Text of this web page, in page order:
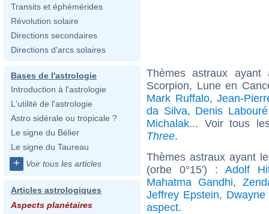
Transits et éphémérides
Révolution solaire
Directions secondaires
Directions d'arcs solaires
Bases de l'astrologie
Introduction à l'astrologie
L'utilité de l'astrologie
Astro sidérale ou tropicale ?
Le signe du Bélier
Le signe du Taureau
+ Voir tous les articles
Articles astrologiques
Aspects planétaires
Thèmes astraux
Scorpion, Lune en
Mark Ruffalo, Jean-
da Silva, Denis Labouré
Michalak... Voir tous
Three.
Thèmes astraux ayant
(orbe 0°15') : Adolf
Mahatma Gandhi,
Jeffrey Epstein,
aspect.